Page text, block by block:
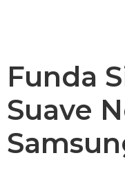
Funda
Suave
Accesorios
Garantía